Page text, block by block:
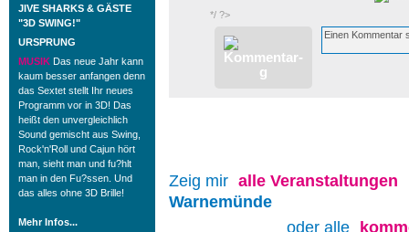
JIVE SHARKS & GÄSTE
"3D SWING!"
URSPRUNG
MUSIK Das neue Jahr kann
kaum besser anfangen denn
das Sextet stellt Ihr neues
Programm vor in 3D! Das
heißt den unvergleichlich
Sound gemischt aus Swing,
Rock'n'Roll und Cajun hört
man, sieht man und fu?hlt
man in den Fu?ssen. Und
das alles ohne 3D Brille!
Mehr Infos...
*/ ?>
Zeig mir alle Veranstaltungen
Warnemünde
oder alle